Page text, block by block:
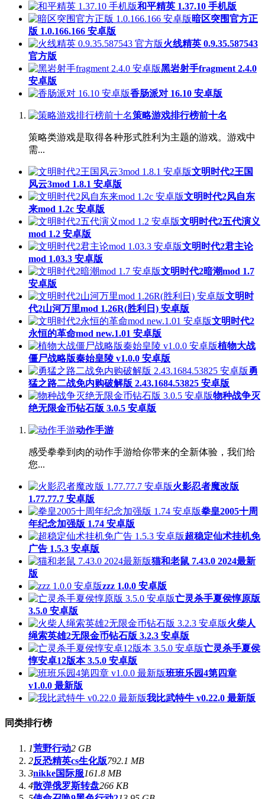
和平精英 1.37.10 手机版
暗区突围官方正
版 1.0.166.166 安卓版
火线精英 0.9.35.587543
官方版
黑岩射手fragment 2.4.0
安卓版
香肠派对 16.10 安卓版
策略游戏排行榜前十名
策略类游戏是取得各种形式胜利为主题的游戏。游戏中
需...
文明时代2王国
风云3mod 1.8.1 安卓版
文明时代2风自东
来mod 1.2c 安卓版
文明时代2五代演义
mod 1.2 安卓版
文明时代2君主论
mod 1.03.3 安卓版
文明时代2暗潮mod 1.7
安卓版
文明时
代2山河万里mod 1.26R(胜利日) 安卓版
文明时代2
永恒的革命mod new.1.01 安卓版
植物大战
僵尸战略版秦始皇陵 v1.0.0 安卓版
勇
猛之路二战免内购破解版 2.43.1684.53825 安卓版
物种战争灭
绝无限金币钻石版 3.0.5 安卓版
动作手游
感受拳拳到肉的动作手游给你带来的全新体验，我们给
您...
火影忍者魔改版
1.77.77.7 安卓版
拳皇2005十周
年纪念加强版 1.74 安卓版
超稳定仙术挂机免
广告 1.5.3 安卓版
猫和老鼠 7.43.0 2024最新
版
zzz 1.0.0 安卓版
亡灵杀手夏侯惇原版
3.5.0 安卓版
火柴人
绳索英雄2无限金币钻石版 3.2.3 安卓版
亡灵杀手夏侯
惇安卓12版本 3.5.0 安卓版
班班乐园4第四章
v1.0.0 最新版
我比武特牛 v0.22.0 最新版
同类排行榜
1荒野行动2 GB
2反恐精英cs生化版792.1 MB
3nikke国际服161.8 MB
4散弹俄罗斯转盘266 KB